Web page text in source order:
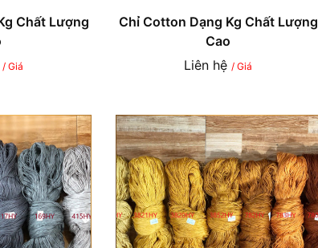
Chất Lượng
/ Giá
Chỉ Cotton Dạng Kg Chất Lượng
Cao
Liên hệ / Giá